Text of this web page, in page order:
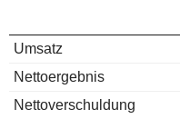
Umsatz
Nettoergebnis
Nettoverschuldung